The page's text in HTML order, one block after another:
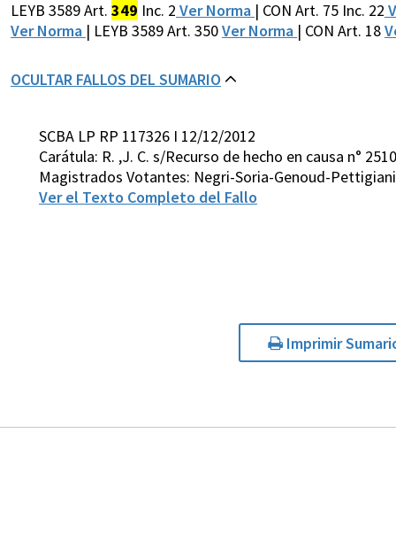
LEYB 3589 Art. 349 Inc. 2 Ver Norma | CON Art. 75 Inc. 22
Ver Norma | LEYB 3589 Art. 350Ver Norma | CON Art. 18
OCULTAR FALLOS DEL SUMARIO
SCBA LP RP 117326 I 12/12/2012
Carátula: R. ,J. C. s/Recurso de hecho en causa n°
Magistrados Votantes: Negri-Soria-Genoud-Pettigiani
Ver el Texto Completo del Fallo
Imprimir